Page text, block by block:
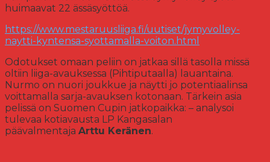
huimaavat 22 ässäsyöttöä.
https://www.mestaruusliiga.fi/uutiset/jymyvolley-
naytti-kyntensa-syottamalla-voiton.html
Odotukset omaan peliin on jatkaa sillä tasolla missä
oltiin liiga-avauksessa (Pihtiputaalla) lauantaina.
Nurmo on nuori joukkue ja näytti jo potentiaalinsa
voittamalla sarja-avauksen kotonaan. Tärkein asia
pelissä on Suomen Cupin jatkopaikka: – analysoi
tulevaa kotiavausta LP Kangasalan
päävalmentaja Arttu Keränen.